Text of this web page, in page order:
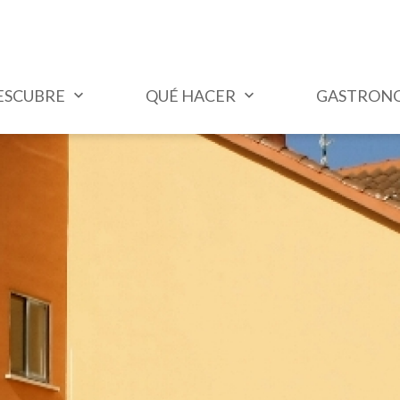
QUÉ HACER